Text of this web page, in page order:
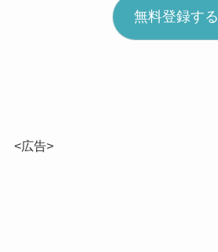
無料登録する
<広告>